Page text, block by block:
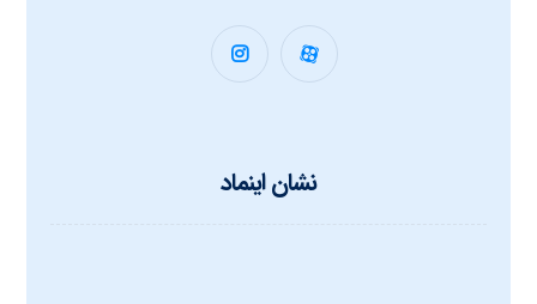
نشان اینماد